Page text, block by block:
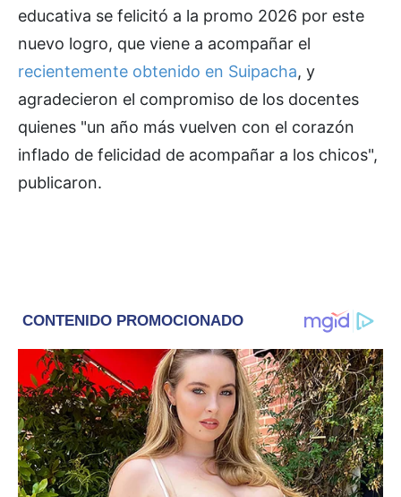
educativa se felicitó a la promo 2026 por este
nuevo logro, que viene a acompañar el
recientemente obtenido en Suipacha, y
agradecieron el compromiso de los docentes
quienes "un año más vuelven con el corazón
inflado de felicidad de acompañar a los chicos",
publicaron.